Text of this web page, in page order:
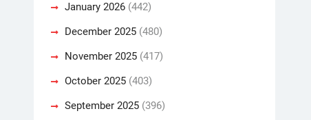
January 2026 (442)
December 2025 (480)
November 2025 (417)
October 2025 (403)
September 2025 (396)